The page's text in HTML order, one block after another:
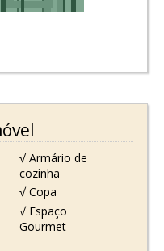
√ Armário de
cozinha
√ Copa
√ Espaço
Gourmet